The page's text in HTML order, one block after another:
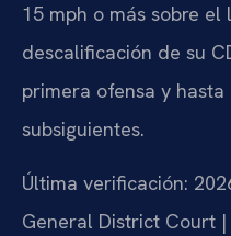
15 mph o más sobre
descalificación de su
primera ofensa y
subsiguientes.
Última verificación:
General District Court |